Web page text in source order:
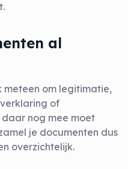
al
om legitimatie,
of
nog mee moet
je documenten dus
overzichtelijk.